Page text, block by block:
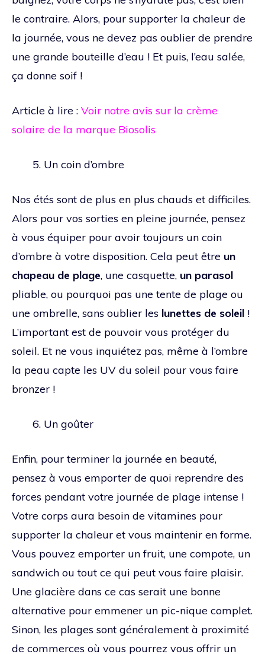
le contraire. Alors, pour supporter la chaleur de
la journée, vous ne devez pas oublier de prendre
une grande bouteille d’eau ! Et puis, l’eau salée,
ça donne soif !
Article à lire : Voir notre avis sur la crème
solaire de la marque Biosolis
Un coin d’ombre
Nos étés sont de plus en plus chauds et difficiles.
Alors pour vos sorties en pleine journée, pensez
à vous équiper pour avoir toujours un coin
d’ombre à votre disposition. Cela peut être un
chapeau de plage, une casquette, un parasol
pliable, ou pourquoi pas une tente de plage ou
une ombrelle, sans oublier les lunettes de soleil !
L’important est de pouvoir vous protéger du
soleil. Et ne vous inquiétez pas, même à l’ombre
la peau capte les UV du soleil pour vous faire
bronzer !
Un goûter
Enfin, pour terminer la journée en beauté,
pensez à vous emporter de quoi reprendre des
forces pendant votre journée de plage intense !
Votre corps aura besoin de vitamines pour
supporter la chaleur et vous maintenir en forme.
Vous pouvez emporter un fruit, une compote, un
sandwich ou tout ce qui peut vous faire plaisir.
Une glacière dans ce cas serait une bonne
alternative pour emmener un pic-nique complet.
Sinon, les plages sont généralement à proximité
de commerces où vous pourrez vous offrir un